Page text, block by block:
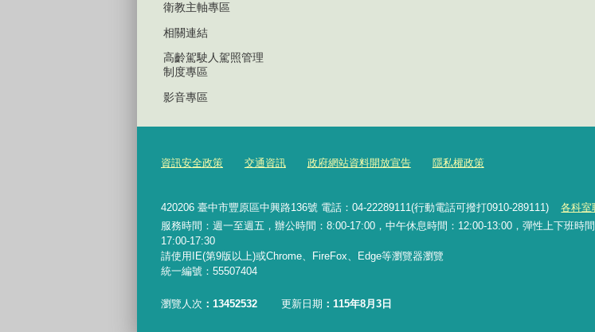
衛教主軸專區
相關連結
高齡駕駛人駕照管理
制度專區
影音專區
資訊安全政策 交通資訊 政府網站資料開放宣告 隱私權政策
420206 臺中市豐原區中興路136號 電話：04-22289111(行動電話可撥打0910-289111)
各科室
服務時間：週一至週五，辦公時間：8:00-17:00，中午休息時間：12:00-13:00，彈性上下班時間
17:00-17:30
請使用IE(第9版以上)或Chrome、FireFox、Edge等瀏覽器瀏覽
統一編號：55507404
瀏覽人次 13452532 更新日期 115年8月3日